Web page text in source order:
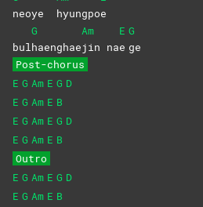
neoye
hyungpoe
bul
G
haenghae
Am
jin na
E
e
G
ge
Post-chorus
E G Am E G D
E G Am E B
E G Am E G D
E G Am E B
Outro
E G Am E G D
E G Am E B